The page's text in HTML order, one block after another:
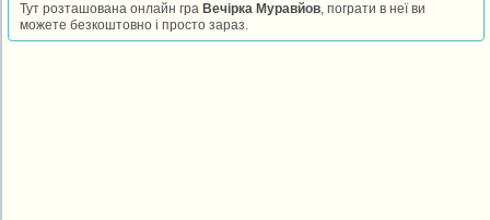
Тут розташована онлайн гра Вечірка Муравйов, пограти в неї ви
можете безкоштовно і просто зараз.